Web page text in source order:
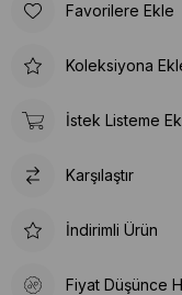
Favorilere Ekle
Koleksiyona
İstek Listeme
Karşılaştır
İndirimli Ürün
Fiyat Düşünce